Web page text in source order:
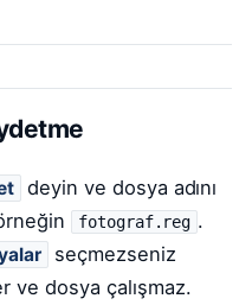
deyin ve dosya adını
fotograf.reg .
seçmezseniz
ve dosya çalışmaz.